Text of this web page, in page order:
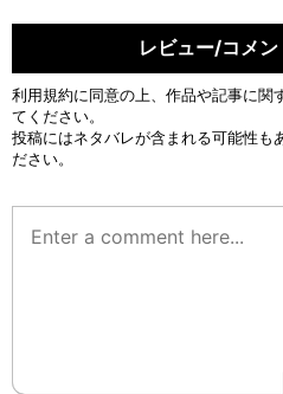
レビュー/コメ
利用規約に同意の上、作品や記事に関
てください。
投稿にはネタバレが含まれる可能性も
ださい。